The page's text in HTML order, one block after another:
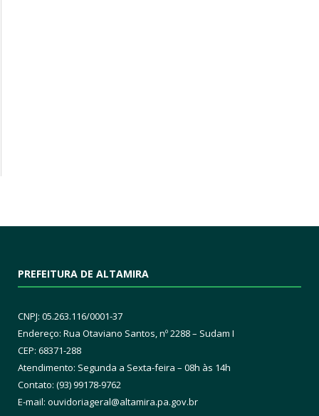
PREFEITURA DE ALTAMIRA
CNPJ: 05.263.116/0001-37
Endereço: Rua Otaviano Santos, nº 2288 – Sudam I
CEP: 68371-288
Atendimento: Segunda a Sexta-feira – 08h às 14h
Contato: (93) 99178-9762
E-mail: ouvidoriageral@altamira.pa.gov.br